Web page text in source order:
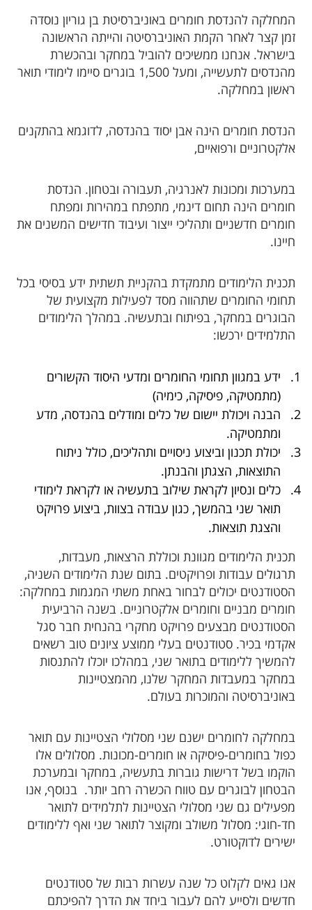
המחלקה להנדסת חומרים באוניברסיטת בן גוריון נוסדה
זמן קצר לאחר הקמת האוניברסיטה והייתה הראשונה
בישראל. אנחנו ממשיכים להוביל במחקר ובהכשרת
מהנדסים לתעשייה, ומעל 1,500 בוגרים סיימו לימודי תואר
ראשון במחלקה.
הנדסת חומרים הינה אבן יסוד בהנדסה, לדוגמא בהתקנים
אלקטרוניים ורפואיים,
במערכות ומכונות לאנרגי​ה, תעבורה ובטחון. הנדסת
חומרים הינה תחום דינמי, מתפתח במהירות ומפתח
חומרים חדשניים ותהליכי ייצור ועיבוד חדישים המשנים את
חיינו.
תכנית הלימודים מתמקדת בהקניית תשתית ידע בסיסי בכל
תחומי החומרים שתהווה מסד לפעילות מקצועית של
הבוגרים במחקר, בפיתוח ובתעשיה. במהלך הלימודים
התלמידים ירכשו:
ידע במגוון תחומי החומרים ומדעי היסוד הקשורים
(מתמטיקה, פיסיקה, כימיה)
הבנה ויכולת יישום של כלים ומודלים בהנדסה, מדע
ומתמטיקה.
יכולת תכנון וביצוע ניסויים ותהליכים, כולל ניתוח
התוצאות, הצגתן והבנתן.
כלים ונסיון לקראת שילוב בתעשיה או לקראת לימודי
תואר שני בהמשך, כגון עבודה בצוות, ביצוע פרויקט
והצגת תוצאות.
תכנית הלימודים מגוונת וכוללת הרצאות, מעבדות,
תרגולים עבודות ופרויקטים. בתום שנת הלימודים השניה,
הסטודנטים יכולים לבחור באחת משתי המגמות במחלקה:
חומרים מבניים וחומרים אלקטרוניים. בשנה הרביעית
הסטודנטים מבצעים פרויקט מחקרי בהנחית חבר סגל
אקדמי בכיר. סטודנטים בעלי ממוצע ציונים טוב רשאים
להמשיך ללימודים בתואר שני, במהלכו יוכלו להתנסות
במחקר במעבדות המחקר שלנו, מהמצטיינות
באוניברסיטה והמוכרות בעולם.
במחלקה לחומרים ישנם שני מסלולי הצטיינות עם תואר
כפול בחומרים-פיסיקה או חומרים-מכונות. מסלולים אלו
הוקמו בשל דרישות גוברות בתעשיה, במחקר ובמערכת
הבטחון לבוגרים עם טווח הכשרה רחב יותר. בנוסף, אנו
מפעילים גם שני מסלולי הצטיינות לתלמידים לתואר
חד-חוגי: מסלול משולב ומקוצר לתואר שני ואף ללימודים
ישירים לדוקטורט.
אנו גאים לקלוט כל שנה עשרות רבות של סטודנטים
חדשים ולסייע להם לעבור ביחד את הדרך להפיכתם